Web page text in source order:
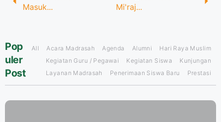
Masuk...
Mi'raj...
Pop
uler
Post
All Acara Madrasah Agenda Alumni
Hari Raya Muslim
Kegiatan Guru / Pegawai
Kegiatan Siswa
Kunjungan
Layanan Madrasah
Penerimaan Siswa Baru Prestasi